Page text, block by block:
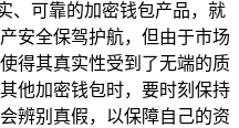
、可靠的加密钱包产品，就
安全保驾护航，但由于市场
得其真实性受到了无端的质
他加密钱包时，要时刻保持
辨别真假，以保障自己的资